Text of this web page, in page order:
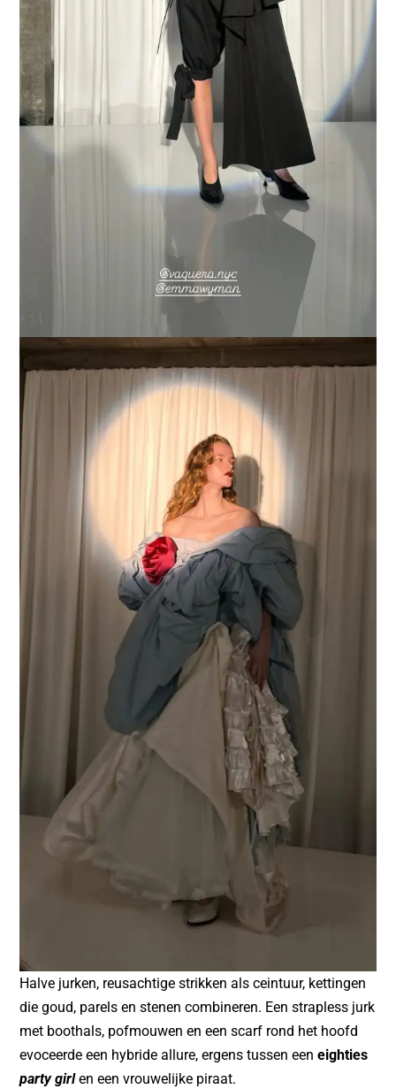
Halve jurken, reusachtige strikken als ceintuur, kettingen
die goud, parels en stenen combineren. Een strapless jurk
met boothals, pofmouwen en een scarf rond het hoofd
evoceerde een hybride allure, ergens tussen eeneighties
party girlen een vrouwelijke piraat.